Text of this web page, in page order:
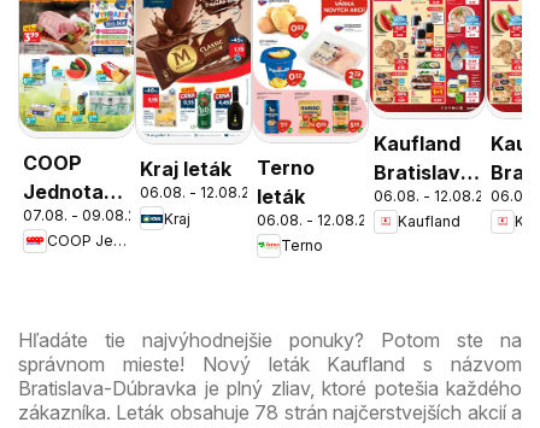
COOP
Jednota
cez víkend
ešte
07.08. - 09.08.2026
COOP Jednota
Kraj leták
06.08. - 12.08.2026
Kraj
Terno
leták
06.08. - 12.08.2026
Terno
Kaufland
Bratislava-
Patrónka
leták
06.08. - 12.08.2026
Kaufland
Nové
06.08.
Hľadáte tie najvýhodnejšie ponuky? Potom ste na
správnom mieste! Nový leták Kaufland s názvom
Bratislava-Dúbravka je plný zliav, ktoré potešia každého
zákazníka. Leták obsahuje 78 strán najčerstvejších akcií a